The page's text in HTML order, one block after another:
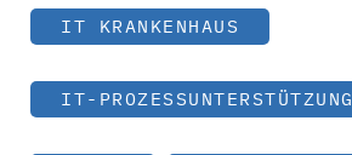
IT KRANKENHAUS
IT-PROZESSUNTERSTÜTZUNG